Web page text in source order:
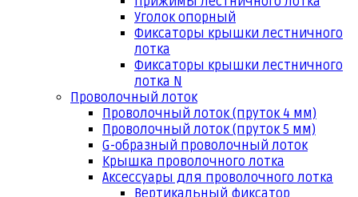
Уголок опорный
Фиксаторы крышки лестничного
лотка
Фиксаторы крышки лестничного
лотка N
Проволочный лоток
Проволочный лоток (пруток 4 мм)
Проволочный лоток (пруток 5 мм)
G-образный проволочный лоток
Крышка проволочного лотка
Аксессуары для проволочного лотка
Вертикальный фиксатор